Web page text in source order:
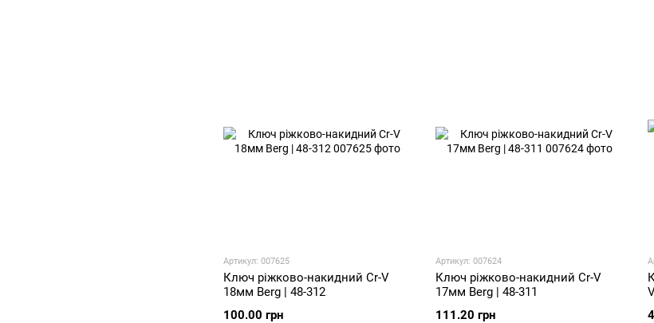
Артикул: 007625
Ключ ріжково-накидний Cr-V
18мм Berg | 48-312
100.00 грн
Артикул: 007624
Ключ ріжково-накидний Cr-V
17мм Berg | 48-311
111.20 грн